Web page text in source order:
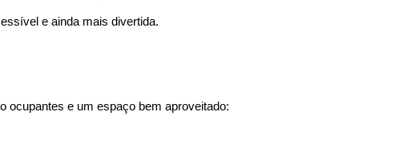
e ainda mais divertida.
ocupantes e um espaço bem aproveitado: